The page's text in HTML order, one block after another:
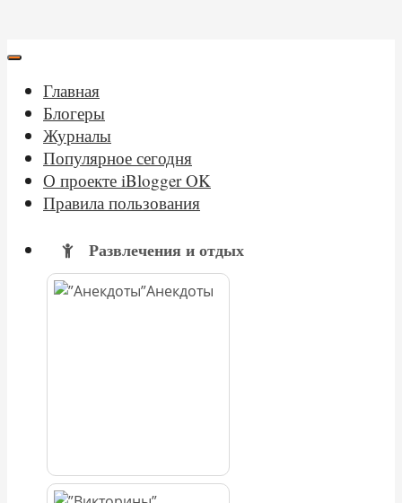
Главная
Блогеры
Журналы
Популярное сегодня
О проекте iBlogger OK
Правила пользования
Развлечения и отдых
Анекдоты